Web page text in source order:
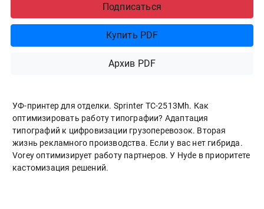
Подписаться
Купить PDF
Архив PDF
УФ-принтер для отделки. Sprinter ТС-2513Mh. Как
оптимизировать работу типографии? Адаптация
типографий к цифровизации грузоперевозок. Вторая
жизнь рекламного производства. Если у вас нет гибрида.
Vorey оптимизирует работу партнеров. У Hyde в приоритете
кастомизация решений.